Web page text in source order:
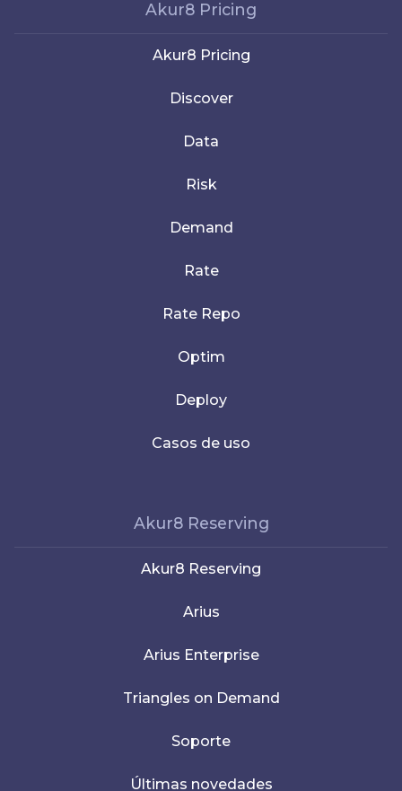
Akur8 Pricing
Akur8 Pricing
Discover
Data
Risk
Demand
Rate
Rate Repo
Optim
Deploy
Casos de uso
Akur8 Reserving
Akur8 Reserving
Arius
Arius Enterprise
Triangles on Demand
Soporte
Últimas novedades